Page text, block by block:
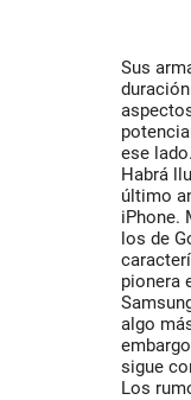
Sus
ese lado.
Habrá
último
iPhone.
los de
pionera
algo
sigue
Los